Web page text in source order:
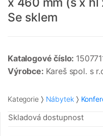
Se sklem
Katalogové číslo:
Výrobce: Kareš spol. s
Kategorie Nábytek
Skladová dostupnost